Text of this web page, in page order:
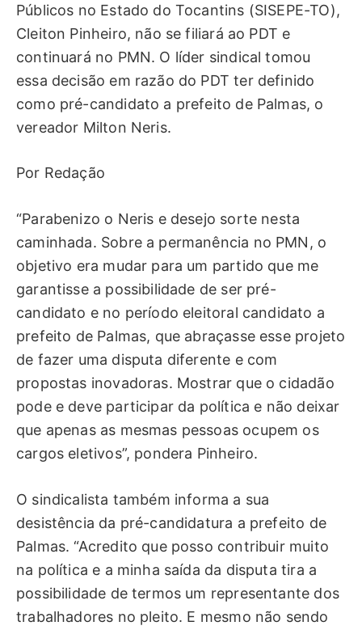
Públicos no Estado do Tocantins (SISEPE-TO),
Cleiton Pinheiro, não se filiará ao PDT e
continuará no PMN. O líder sindical tomou
essa decisão em razão do PDT ter definido
como pré-candidato a prefeito de Palmas, o
vereador Milton Neris.
Por Redação
“Parabenizo o Neris e desejo sorte nesta
caminhada. Sobre a permanência no PMN, o
objetivo era mudar para um partido que me
garantisse a possibilidade de ser pré-
candidato e no período eleitoral candidato a
prefeito de Palmas, que abraçasse esse projeto
de fazer uma disputa diferente e com
propostas inovadoras. Mostrar que o cidadão
pode e deve participar da política e não deixar
que apenas as mesmas pessoas ocupem os
cargos eletivos”, pondera Pinheiro.
O sindicalista também informa a sua
desistência da pré-candidatura a prefeito de
Palmas. “Acredito que posso contribuir muito
na política e a minha saída da disputa tira a
possibilidade de termos um representante dos
trabalhadores no pleito. E mesmo não sendo